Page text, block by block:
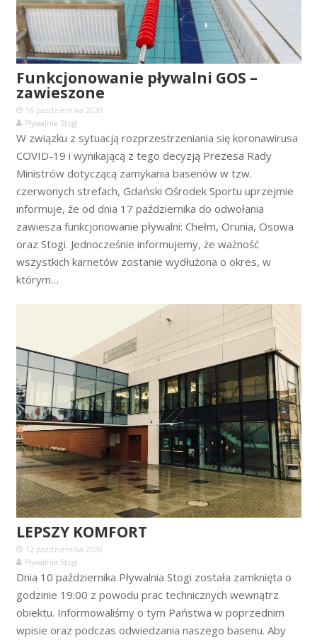
Funkcjonowanie pływalni GOS –
zawieszone
16 października 2020
Pływalnia Stogi
W związku z sytuacją rozprzestrzeniania się koronawirusa
COVID-19 i wynikającą z tego decyzją Prezesa Rady
Ministrów dotyczącą zamykania basenów w tzw.
czerwonych strefach, Gdański Ośrodek Sportu uprzejmie
informuje, że od dnia 17 października do odwołania
zawiesza funkcjonowanie pływalni: Chełm, Orunia, Osowa
oraz Stogi. Jednocześnie informujemy, że ważność
wszystkich karnetów zostanie wydłużona o okres, w
którym…
LEPSZY KOMFORT
12 października 2020
Pływalnia Stogi
Dnia 10 października Pływalnia Stogi została zamknięta o
godzinie 19:00 z powodu prac technicznych wewnątrz
obiektu. Informowaliśmy o tym Państwa w poprzednim
wpisie oraz podczas odwiedzania naszego basenu. Aby